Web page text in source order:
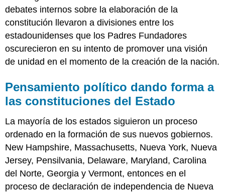
debates internos sobre la elaboración de la
constitución llevaron a divisiones entre los
estadounidenses que los Padres Fundadores
oscurecieron en su intento de promover una visión
de unidad en el momento de la creación de la nación.
Pensamiento político dando forma a
las constituciones del Estado
La mayoría de los estados siguieron un proceso
ordenado en la formación de sus nuevos gobiernos.
New Hampshire, Massachusetts, Nueva York, Nueva
Jersey, Pensilvania, Delaware, Maryland, Carolina
del Norte, Georgia y Vermont, entonces en el
proceso de declaración de independencia de Nueva